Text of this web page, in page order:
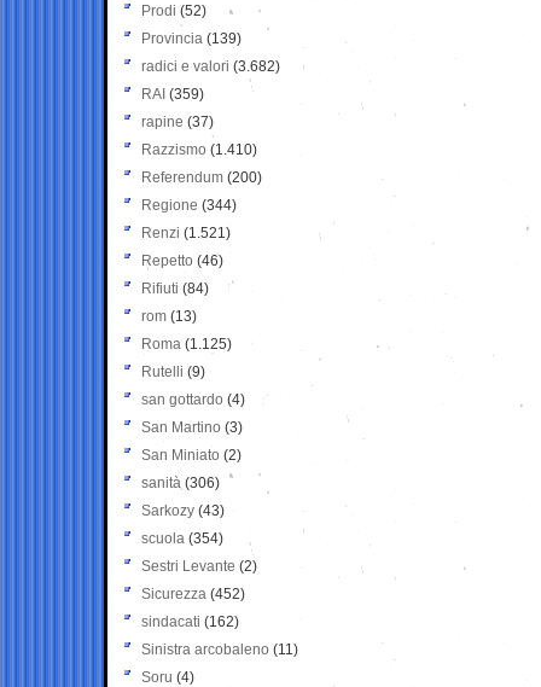
Prodi (52)
Provincia (139)
radici e valori (3.682)
RAI (359)
rapine (37)
Razzismo (1.410)
Referendum (200)
Regione (344)
Renzi (1.521)
Repetto (46)
Rifiuti (84)
rom (13)
Roma (1.125)
Rutelli (9)
san gottardo (4)
San Martino (3)
San Miniato (2)
sanità (306)
Sarkozy (43)
scuola (354)
Sestri Levante (2)
Sicurezza (452)
sindacati (162)
Sinistra arcobaleno (11)
Soru (4)